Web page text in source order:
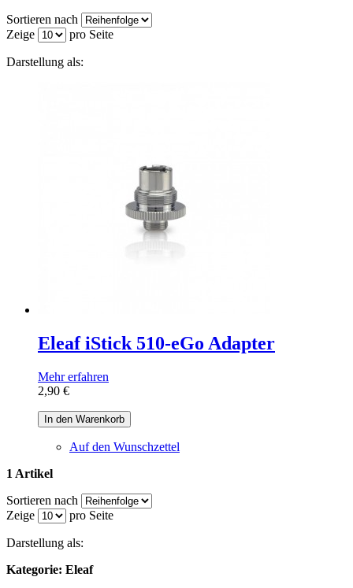
Sortieren nach
Zeige
pro Seite
Darstellung als:
Eleaf iStick 510-eGo Adapter
Mehr erfahren
2,90 €
In den Warenkorb
Auf den Wunschzettel
1 Artikel
Sortieren nach
Zeige
pro Seite
Darstellung als:
Kategorie: Eleaf